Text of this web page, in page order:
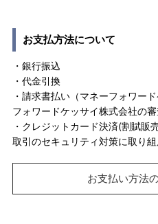
お支払方法について
・銀行振込
・代金引換
・請求書払い（マネーフォワー
フォワードケッサイ株式会社の審
・クレジットカード決済(割賦販
取引のセキュリティ対策に取り
お支払い方法